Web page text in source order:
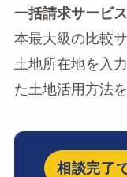
一括請求サービス
本最大級の比較
土地所在地を入
た土地活用方法
相談完了